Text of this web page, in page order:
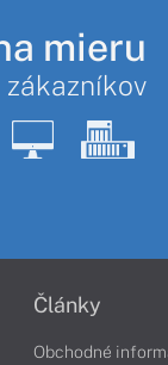
mieru
Články
Obchodné